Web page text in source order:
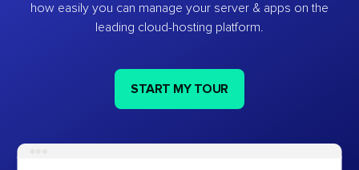
how easily you can manage your server & apps on the
leading cloud-hosting platform.
START MY TOUR